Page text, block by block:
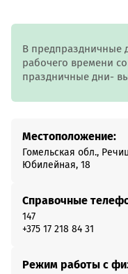
В предпраздничные
рабочего времени
праздничные дни-
Местоположение:
Гомельская обл.,
Юбилейная, 18
Справочные
147
+375 17 218 84 31
Режим работы с